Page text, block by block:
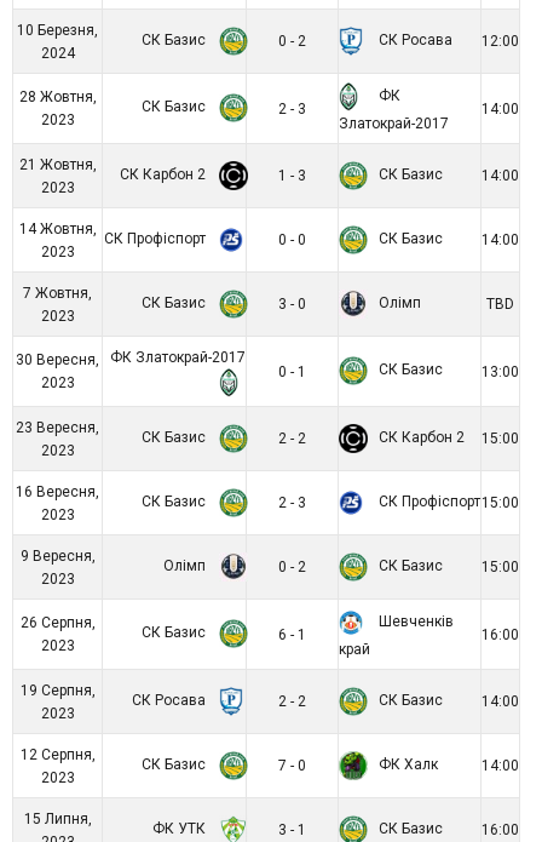
10 Березня,
2024
СК Базис 0 - 2 СК Росава 12:00
28 Жовтня,
2023
СК Базис 2 - 3
ФК
Златокрай-2017
14:00
21 Жовтня,
2023
СК Карбон 2 1 - 3 СК Базис 14:00
14 Жовтня,
2023
СК Профіспорт 0 - 0 СК Базис 14:00
7 Жовтня,
2023
СК Базис 3 - 0 Олімп TBD
30 Вересня,
2023
ФК Златокрай-2017
0 - 1
СК Базис 13:00
23 Вересня,
2023
СК Базис 2 - 2 СК Карбон 2 15:00
16 Вересня,
2023
СК Базис 2 - 3 СК Профіспорт15:00
9 Вересня,
2023
Олімп 0 - 2 СК Базис 15:00
26 Серпня,
2023
СК Базис 6 - 1
Шевченків
край
16:00
19 Серпня,
2023
СК Росава 2 - 2 СК Базис 14:00
12 Серпня,
2023
СК Базис 7 - 0 ФК Халк 14:00
15 Липня,
ФК УТК 3 - 1 СК Базис 16:00